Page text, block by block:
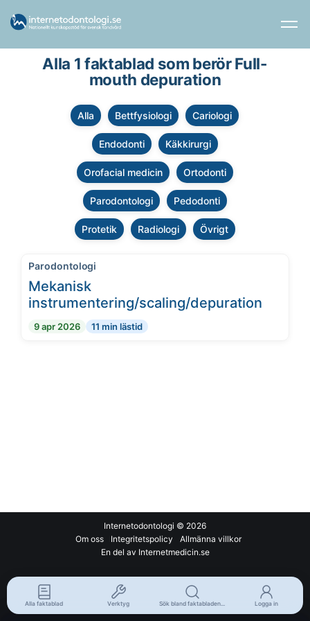
Alla 1 faktablad som berör Full-
mouth depuration
Alla Bettfysiologi Cariologi
Endodonti Käkkirurgi
Orofacial medicin Ortodonti
Parodontologi Pedodonti
Protetik Radiologi Övrigt
Parodontologi
Mekanisk
instrumentering/scaling/depuration
9 apr 2026 11 min lästid
Internetodontologi © 2026
Om oss
Integritetspolicy
Allmänna villkor
En del av Internetmedicin.se
Alla faktablad Verktyg Sök bland faktabladen... Logga in